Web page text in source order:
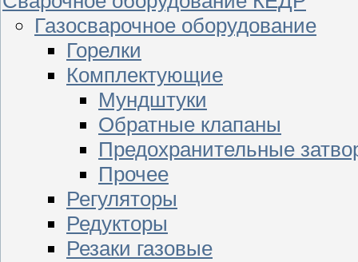
Газосварочное оборудование
Горелки
Комплектующие
Мундштуки
Обратные клапаны
Предохранительные
Прочее
Регуляторы
Редукторы
Резаки газовые